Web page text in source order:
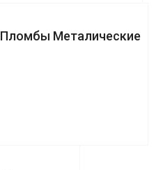
Пломбы Металические